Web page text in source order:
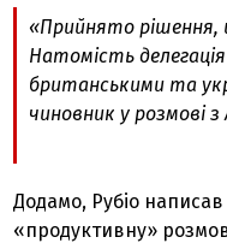
«Прийнято рішення,
Натомість
британськими та
чиновник у розмові з
Додамо, Рубіо
«продуктивну»